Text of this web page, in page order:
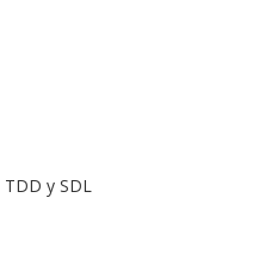
TDD y SDL